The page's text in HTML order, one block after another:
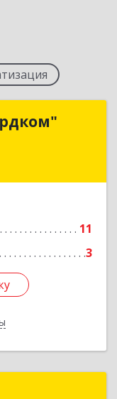
11
3
г.Пыть-Ях
Подробнее